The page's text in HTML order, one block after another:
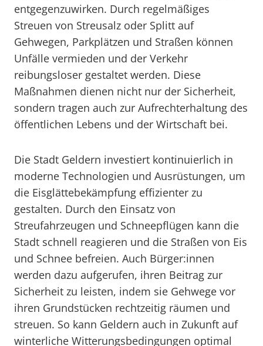
entgegenzuwirken. Durch regelmäßiges
Streuen von Streusalz oder Splitt auf
Gehwegen, Parkplätzen und Straßen können
Unfälle vermieden und der Verkehr
reibungsloser gestaltet werden. Diese
Maßnahmen dienen nicht nur der Sicherheit,
sondern tragen auch zur Aufrechterhaltung des
öffentlichen Lebens und der Wirtschaft bei.
Die Stadt Geldern investiert kontinuierlich in
moderne Technologien und Ausrüstungen, um
die Eisglättebekämpfung effizienter zu
gestalten. Durch den Einsatz von
Streufahrzeugen und Schneepflügen kann die
Stadt schnell reagieren und die Straßen von Eis
und Schnee befreien. Auch Bürger:innen
werden dazu aufgerufen, ihren Beitrag zur
Sicherheit zu leisten, indem sie Gehwege vor
ihren Grundstücken rechtzeitig räumen und
streuen. So kann Geldern auch in Zukunft auf
winterliche Witterungsbedingungen optimal